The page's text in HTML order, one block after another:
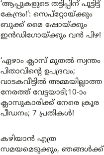
‘ആപ്പുകളുടെ തട്ടിപ്പിന് പൂട്ടിട്ട്
കേന്ദ്രം!’: സെപ്റ്റോയ്ക്കും
ബുക്ക് മൈ ഷോയ്ക്കും
ഇൻഡിഗോയ്ക്കും വൻ പിഴ!
‘ഏഴാം ക്ലാസ് മുതൽ സ്വന്തം
പിതാവിന്റെ ഉപദ്രവം;
വാടകവീട്ടിൽ അമ്മയില്ലാത്ത
നേരത്ത് വേട്ടയാടി;10-ാം
ക്ലാസുകാരിക്ക് നേരെ ക്രൂര
പീഡനം; 7 പ്രതികൾ!
കഴിയാൻ എത്ര
സമയമെടുക്കും, ഞങ്ങൾക്ക്